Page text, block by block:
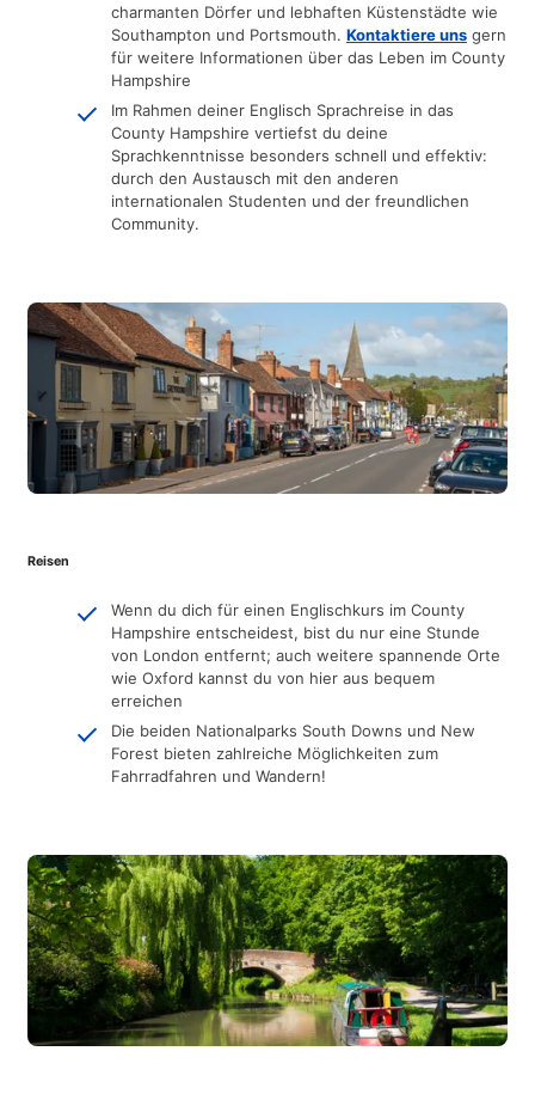
charmanten Dörfer und lebhaften Küstenstädte wie
Southampton und Portsmouth. Kontaktiereuns gern
für weitere Informationen über das Leben im County
Hampshire
Im Rahmen deiner Englisch Sprachreise in das
County Hampshire vertiefst du deine
Sprachkenntnisse besonders schnell und effektiv:
durch den Austausch mit den anderen
internationalen Studenten und der freundlichen
Community.
Reisen
Wenn du dich für einen Englischkurs im County
Hampshire entscheidest, bist du nur eine Stunde
von London entfernt; auch weitere spannende Orte
wie Oxford kannst du von hier aus bequem
erreichen
Die beiden Nationalparks South Downs und New
Forest bieten zahlreiche Möglichkeiten zum
Fahrradfahren und Wandern!